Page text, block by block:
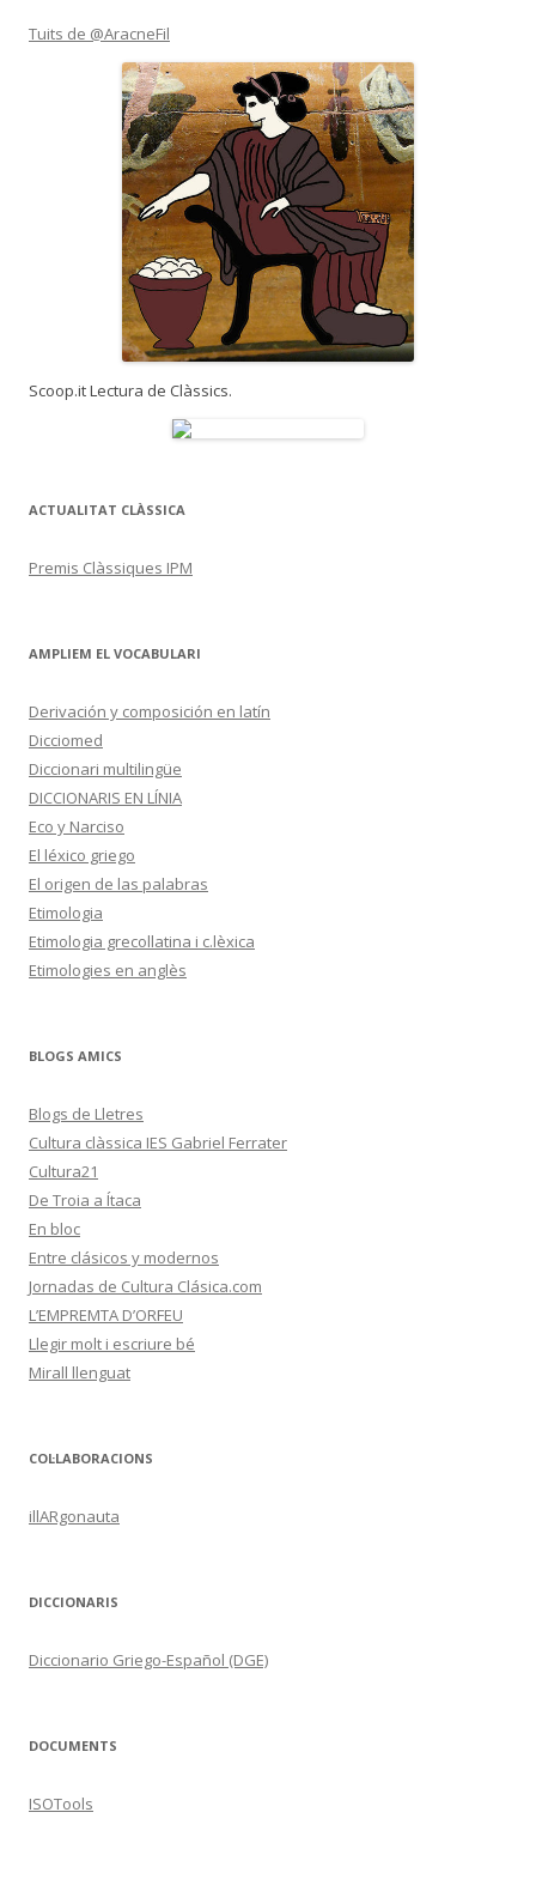
Tuits de @AracneFil
Scoop.it Lectura de Clàssics.
ACTUALITAT CLÀSSICA
Premis Clàssiques IPM
AMPLIEM EL VOCABULARI
Derivación y composición en latín
Dicciomed
Diccionari multilingüe
DICCIONARIS EN LÍNIA
Eco y Narciso
El léxico griego
El origen de las palabras
Etimologia
Etimologia grecollatina i c.lèxica
Etimologies en anglès
BLOGS AMICS
Blogs de Lletres
Cultura clàssica IES Gabriel Ferrater
Cultura21
De Troia a Ítaca
En bloc
Entre clásicos y modernos
Jornadas de Cultura Clásica.com
L’EMPREMTA D’ORFEU
Llegir molt i escriure bé
Mirall llenguat
COL·LABORACIONS
illARgonauta
DICCIONARIS
Diccionario Griego-Español (DGE)
DOCUMENTS
ISOTools